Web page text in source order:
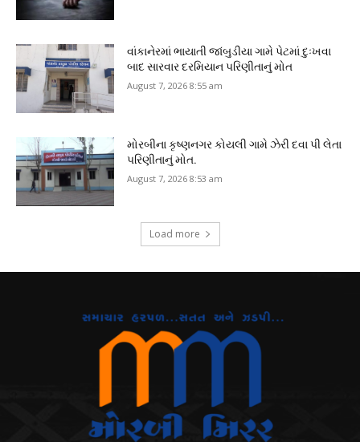
વાંકાનેરમાં ભાયાતી જાંબુડીયા ગામે પેટમાં દુઃખવા
બાદ સારવાર દરમિયાન પરિણીતાનું મોત
August 7, 2026 8:55 am
મોરબીના કૃષ્ણનગર કોયલી ગામે ઝેરી દવા પી લેતા
પરિણીતાનું મોત.
August 7, 2026 8:53 am
Load more